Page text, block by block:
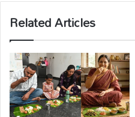
Related Articles